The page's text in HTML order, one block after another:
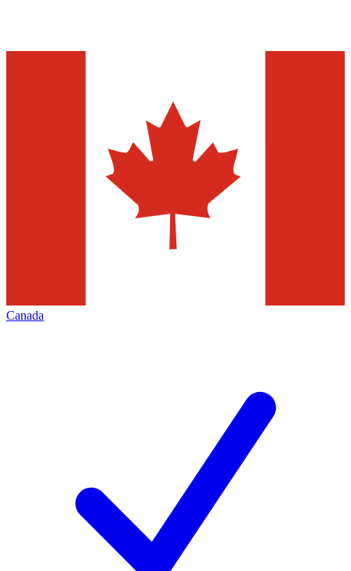
Canada